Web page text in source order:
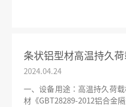
条状铝型材高温持久
2024.04.24
一、设备用途：高温持久荷
材《GBT28289-2012铝合金